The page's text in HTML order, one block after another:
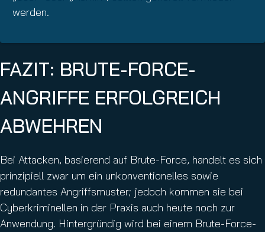
werden.
FAZIT: BRUTE-FORCE-
ANGRIFFE ERFOLGREICH
ABWEHREN
Bei Attacken, basierend auf Brute-Force, handelt es sich
prinzipiell zwar um ein unkonventionelles sowie
redundantes Angriffsmuster; jedoch kommen sie bei
Cyberkriminellen in der Praxis auch heute noch zur
Anwendung. Hintergründig wird bei einem Brute-Force-